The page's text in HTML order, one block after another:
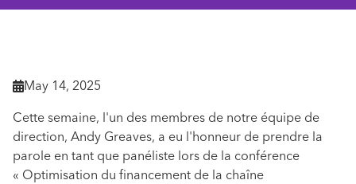
May 14, 2025
Cette semaine, l'un des membres de notre équipe de
direction, Andy Greaves, a eu l'honneur de prendre la
parole en tant que panéliste lors de la conférence
« Optimisation du financement de la chaîne